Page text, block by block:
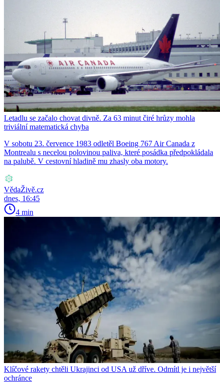
Letadlu se začalo chovat divně. Za 63 minut čiré hrůzy mohla
triviální matematická chyba
V sobotu 23. července 1983 odletěl Boeing 767 Air Canada z
Montrealu s necelou polovinou paliva, které posádka předpokládala
na palubě. V cestovní hladině mu zhasly oba motory.
VědaŽivě.cz
dnes, 16:45
4 min
Klíčové rakety chtěli Ukrajinci od USA už dříve. Odmítl je i největší
ochránce